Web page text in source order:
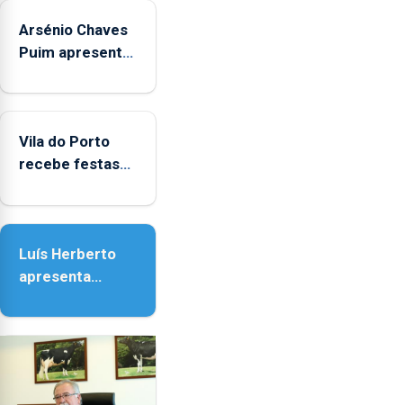
Arsénio Chaves
Puim apresenta
Biblioteca de
Vila do Porto
recebe festas
Nossa Senhora
Luís Herberto
apresenta
Paisagem’